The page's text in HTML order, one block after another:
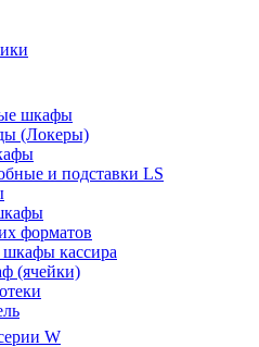
шкафы
(Локеры)
и подставки LS
форматов
кассира
(ячейки)
W